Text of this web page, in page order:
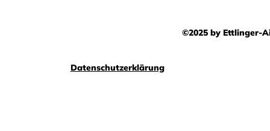
©2025 by Ettlinger-
Datenschutzerklärung